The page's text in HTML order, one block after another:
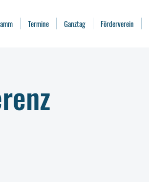
Termine Ganztag Förderverein